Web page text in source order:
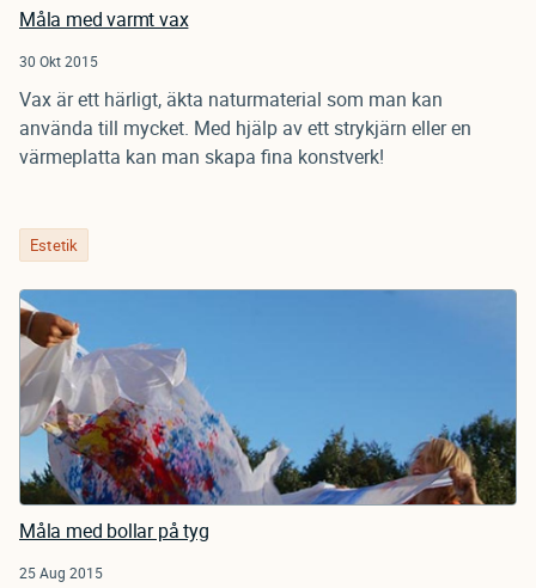
Måla med varmt vax
30 Okt 2015
Vax är ett härligt, äkta naturmaterial som man kan
använda till mycket. Med hjälp av ett strykjärn eller en
värmeplatta kan man skapa fina konstverk!
Estetik
Måla med bollar på tyg
25 Aug 2015